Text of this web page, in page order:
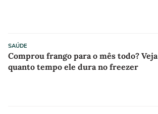
SAÚDE
Comprou frango para o mês todo? Veja
quanto tempo ele dura no freezer